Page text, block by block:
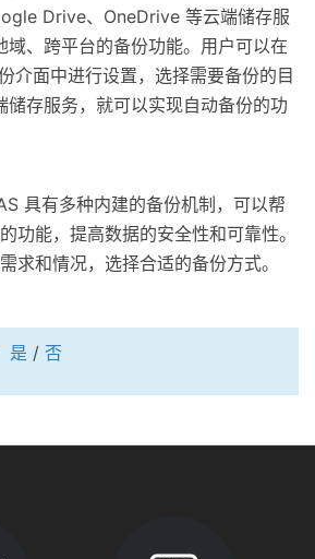
Drive、OneDrive 等云端储存服
域、跨平台的备份功能。用户可以在
介面中进行设置，选择需要备份的目
储存服务，就可以实现自动备份的功
具有多种内建的备份机制，可以帮
功能，提高数据的安全性和可靠性。
求和情况，选择合适的备份方式。
是 / 否